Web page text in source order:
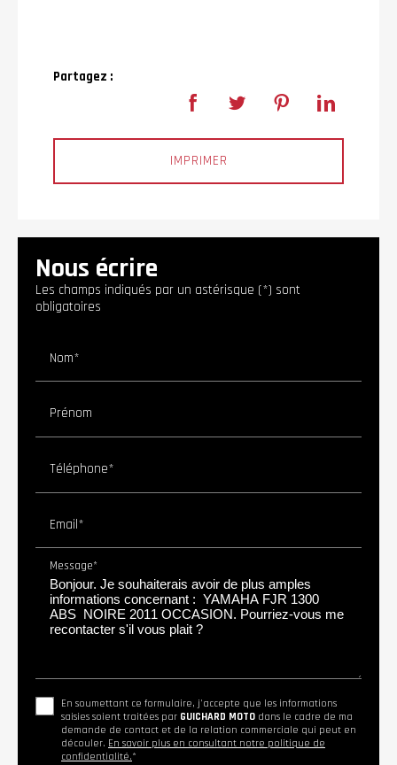
Partagez :
IMPRIMER
Nous écrire
Les champs indiqués par un astérisque (*) sont
obligatoires
Nom*
Prénom
Téléphone*
Email*
Message*
En soumettant ce formulaire, j'accepte que les informations
saisies soient traitées par GUICHARD MOTO dans le cadre de ma
demande de contact et de la relation commerciale qui peut en
découler. En savoir plus en consultant notre politique de
confidentialité.*